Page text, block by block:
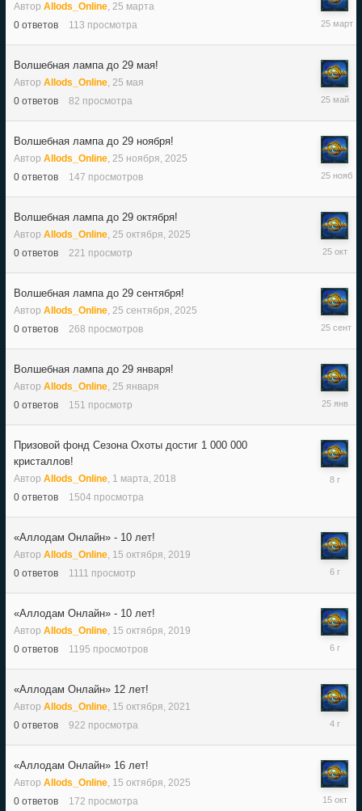
Автор Allods_Online, 25 марта
0 ответов 113 просмотра
25
Волшебная лампа до 29 мая!
Автор Allods_Online, 25 мая
0 ответов 82 просмотра
25
Волшебная лампа до 29 ноября!
Автор Allods_Online, 25 ноября, 2025
0 ответов 147 просмотров
25
2025
Волшебная лампа до 29 октября!
Автор Allods_Online, 25 октября, 2025
0 ответов 221 просмотр
25
2025
Волшебная лампа до 29 сентября!
Автор Allods_Online, 25 сентября, 2025
0 ответов 268 просмотров
25
2025
Волшебная лампа до 29 января!
Автор Allods_Online, 25 января
0 ответов 151 просмотр
25
Призовой фонд Сезона Охоты достиг 1 000 000
кристаллов!
Автор Allods_Online, 1 марта, 2018
0 ответов 1504 просмотра
«Аллодам Онлайн» - 10 лет!
Автор Allods_Online, 15 октября, 2019
0 ответов 1111 просмотр
15
2019
«Аллодам Онлайн» - 10 лет!
Автор Allods_Online, 15 октября, 2019
0 ответов 1195 просмотров
15
2019
«Аллодам Онлайн» 12 лет!
Автор Allods_Online, 15 октября, 2021
0 ответов 922 просмотра
15
2021
«Аллодам Онлайн» 16 лет!
Автор Allods_Online, 15 октября, 2025
0 ответов 172 просмотра
15